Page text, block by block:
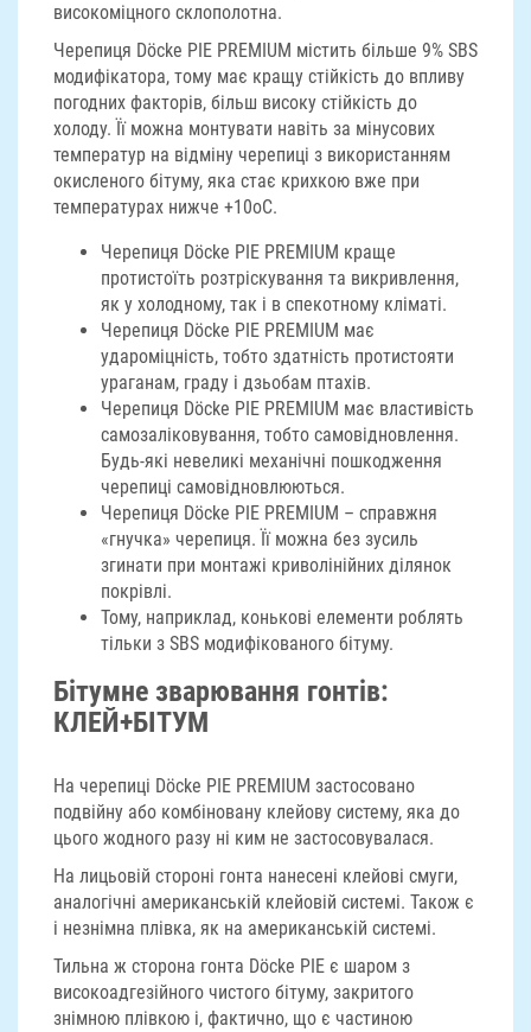
високоміцного склополотна.
Черепиця Döcke PIE PREMIUM містить більше 9% SBS
модифікатора, тому має кращу стійкість до впливу
погодних факторів, більш високу стійкість до
холоду. Її можна монтувати навіть за мінусових
температур на відміну черепиці з використанням
окисленого бітуму, яка стає крихкою вже при
температурах нижче +10оС.
Черепиця Döcke PIE PREMIUM краще
протистоїть розтріскування та викривлення,
як у холодному, так і в спекотному кліматі.
Черепиця Döcke PIE PREMIUM має
удароміцність, тобто здатність протистояти
ураганам, граду і дзьобам птахів.
Черепиця Döcke PIE PREMIUM має властивість
самозаліковування, тобто самовідновлення.
Будь-які невеликі механічні пошкодження
черепиці самовідновлюються.
Черепиця Döcke PIE PREMIUM – справжня
«гнучка» черепиця. Її можна без зусиль
згинати при монтажі криволінійних ділянок
покрівлі.
Тому, наприклад, конькові елементи роблять
тільки з SBS модифікованого бітуму.
Бітумне зварювання гонтів:
КЛЕЙ+БІТУМ
На черепиці Döcke PIE PREMIUM застосовано
подвійну або комбіновану клейову систему, яка до
цього жодного разу ні ким не застосовувалася.
На лицьовій стороні гонта нанесені клейові смуги,
аналогічні американській клейовій системі. Також є
і незнімна плівка, як на американській системі.
Тильна ж сторона гонта Döcke PIE є шаром з
високоадгезійного чистого бітуму, закритого
знімною плівкою і, фактично, що є частиною